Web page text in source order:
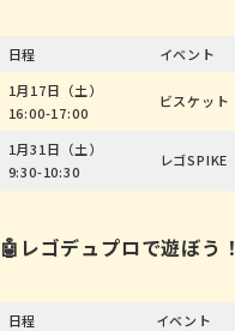
日程 イベント
1月17日（土）
16:00-17:00
ビスケット
1月31日（土）
9:30-10:30
レゴSPIKE
🤖レゴデュプロで遊ぼう！
日程 イベント